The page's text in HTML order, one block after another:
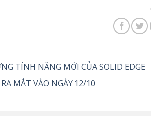
TÍNH NĂNG MỚI CỦA SOLID EDGE
MẮT VÀO NGÀY 12/10